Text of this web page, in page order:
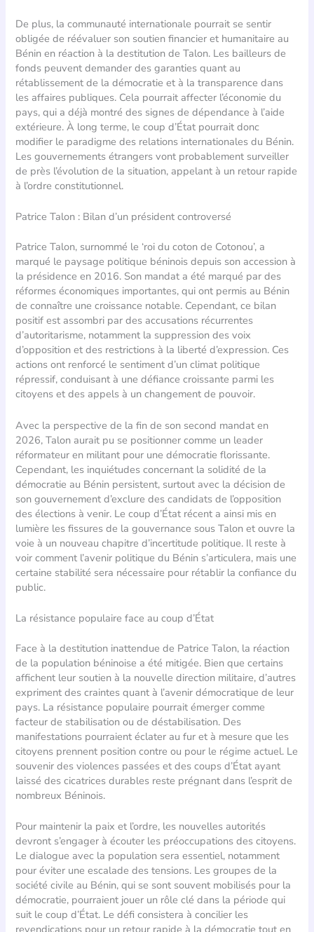
De plus, la communauté internationale pourrait se sentir
obligée de réévaluer son soutien financier et humanitaire au
Bénin en réaction à la destitution de Talon. Les bailleurs de
fonds peuvent demander des garanties quant au
rétablissement de la démocratie et à la transparence dans
les affaires publiques. Cela pourrait affecter l’économie du
pays, qui a déjà montré des signes de dépendance à l’aide
extérieure. À long terme, le coup d’État pourrait donc
modifier le paradigme des relations internationales du Bénin.
Les gouvernements étrangers vont probablement surveiller
de près l’évolution de la situation, appelant à un retour rapide
à l’ordre constitutionnel.
Patrice Talon : Bilan d’un président controversé
Patrice Talon, surnommé le ‘roi du coton de Cotonou’, a
marqué le paysage politique béninois depuis son accession à
la présidence en 2016. Son mandat a été marqué par des
réformes économiques importantes, qui ont permis au Bénin
de connaître une croissance notable. Cependant, ce bilan
positif est assombri par des accusations récurrentes
d’autoritarisme, notamment la suppression des voix
d’opposition et des restrictions à la liberté d’expression. Ces
actions ont renforcé le sentiment d’un climat politique
répressif, conduisant à une défiance croissante parmi les
citoyens et des appels à un changement de pouvoir.
Avec la perspective de la fin de son second mandat en
2026, Talon aurait pu se positionner comme un leader
réformateur en militant pour une démocratie florissante.
Cependant, les inquiétudes concernant la solidité de la
démocratie au Bénin persistent, surtout avec la décision de
son gouvernement d’exclure des candidats de l’opposition
des élections à venir. Le coup d’État récent a ainsi mis en
lumière les fissures de la gouvernance sous Talon et ouvre la
voie à un nouveau chapitre d’incertitude politique. Il reste à
voir comment l’avenir politique du Bénin s’articulera, mais une
certaine stabilité sera nécessaire pour rétablir la confiance du
public.
La résistance populaire face au coup d’État
Face à la destitution inattendue de Patrice Talon, la réaction
de la population béninoise a été mitigée. Bien que certains
affichent leur soutien à la nouvelle direction militaire, d’autres
expriment des craintes quant à l’avenir démocratique de leur
pays. La résistance populaire pourrait émerger comme
facteur de stabilisation ou de déstabilisation. Des
manifestations pourraient éclater au fur et à mesure que les
citoyens prennent position contre ou pour le régime actuel. Le
souvenir des violences passées et des coups d’État ayant
laissé des cicatrices durables reste prégnant dans l’esprit de
nombreux Béninois.
Pour maintenir la paix et l’ordre, les nouvelles autorités
devront s’engager à écouter les préoccupations des citoyens.
Le dialogue avec la population sera essentiel, notamment
pour éviter une escalade des tensions. Les groupes de la
société civile au Bénin, qui se sont souvent mobilisés pour la
démocratie, pourraient jouer un rôle clé dans la période qui
suit le coup d’État. Le défi consistera à concilier les